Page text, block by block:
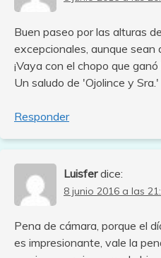
Buen paseo por las alturas
excepcionales, aunque sean
¡Vaya con el chopo que
Un saludo de 'Ojolince y Sra.'
Responder
Luisfer dice:
8 junio 2016 a las
Pena de cámara, porque el
es impresionante, vale la